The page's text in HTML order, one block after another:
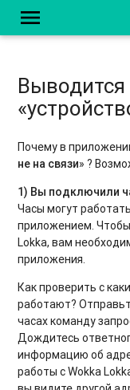
menu
Почему в
не на связи» ?
1) Вы подключили
Часы могут
приложением.
Lokka, вам
приложения.
Как проверить с
работают?
часах команду
Дождитесь
информацию об
работы с Wokka